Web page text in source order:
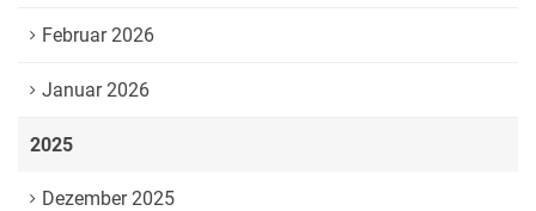
Februar 2026
Januar 2026
2025
Dezember 2025